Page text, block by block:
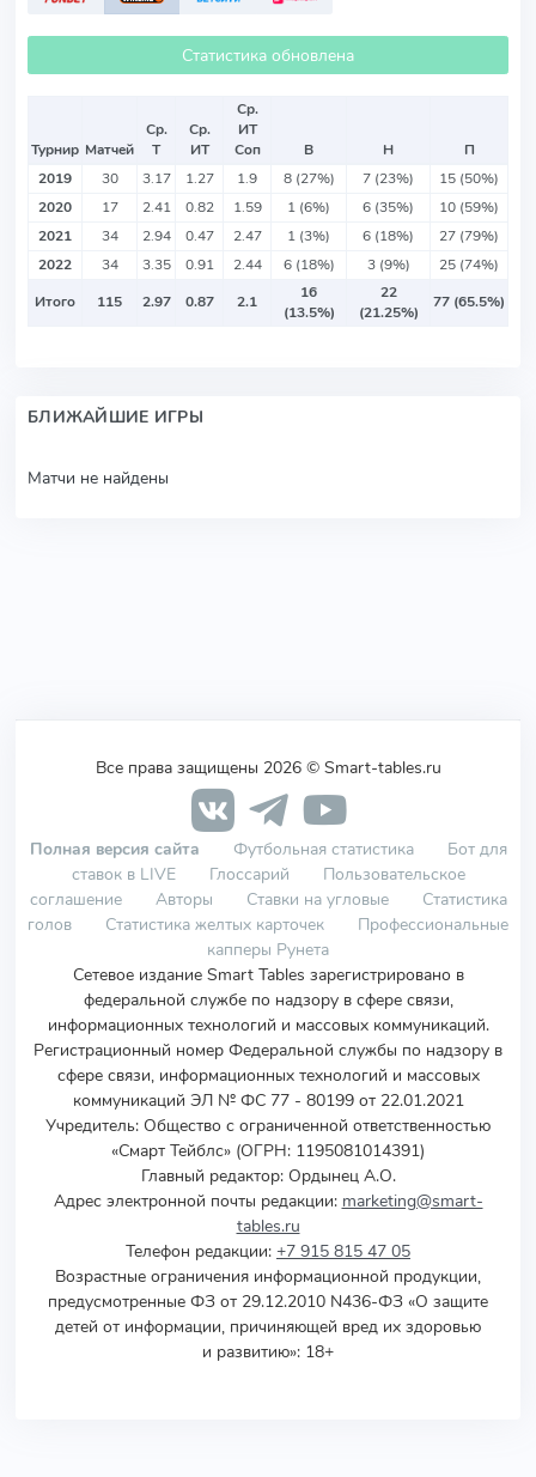
Статистика обновлена
Турнир Матчей
Ср.
Т
Ср.
ИТ
Ср.
ИТ
Соп
В Н
П
2019
30 3.17 1.27 1.9 8 (27%) 7 (23%)
15 (50%)
2020
17 2.41 0.82 1.59 1 (6%) 6 (35%)
10 (59%)
2021
34 2.94 0.47 2.47 1 (3%) 6 (18%)
27 (79%)
2022
34 3.35 0.91 2.44 6 (18%) 3 (9%)
25 (74%)
Итого
115 2.97 0.87 2.1
16
(13.5%)
22
(21.25%)
77 (65.5%)
БЛИЖАЙШИЕ ИГРЫ
Матчи не найдены
Все права защищены 2026 © Smart-tables.ru
Полная версия сайта Футбольная статистика
Бот для
ставок в LIVE
Глоссарий
Пользовательское
соглашение
Авторы Ставки на угловые
Статистика
голов
Статистика желтых карточек
Профессиональные
капперы Рунета
Сетевое издание Smart Tables зарегистрировано в
федеральной службе по надзору в сфере связи,
информационных технологий и массовых коммуникаций.
Регистрационный номер Федеральной службы по надзору в
сфере связи, информационных технологий и массовых
коммуникаций ЭЛ № ФС 77 - 80199 от 22.01.2021
Учредитель: Общество с ограниченной ответственностью
«Смарт Тейблс» (ОГРН: 1195081014391)
Главный редактор: Ордынец А.О.
Адрес электронной почты редакции: marketing@smart-
tables.ru
Телефон редакции: +7 915 815 47 05
Возрастные ограничения информационной продукции,
предусмотренные ФЗ от 29.12.2010 N436-ФЗ «О защите
детей от информации, причиняющей вред их здоровью
и развитию»: 18+